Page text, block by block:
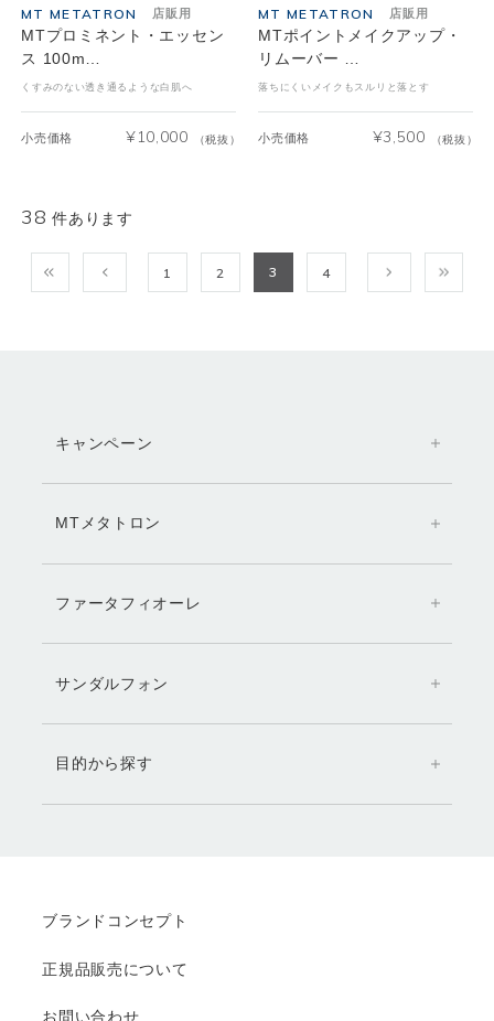
MT METATRON 店販用
MTプロミネント・エッセン
ス 100m…
くすみのない透き通るような白肌へ
小売価格 ¥10,000 （税抜）
MT METATRON 店販用
MTポイントメイクアップ・
リムーバー …
落ちにくいメイクもスルリと落とす
小売価格 ¥3,500 （税抜）
38 件あります
1 2 3 4
キャンペーン
MTメタトロン
ファータフィオーレ
サンダルフォン
目的から探す
ブランドコンセプト
正規品販売について
お問い合わせ